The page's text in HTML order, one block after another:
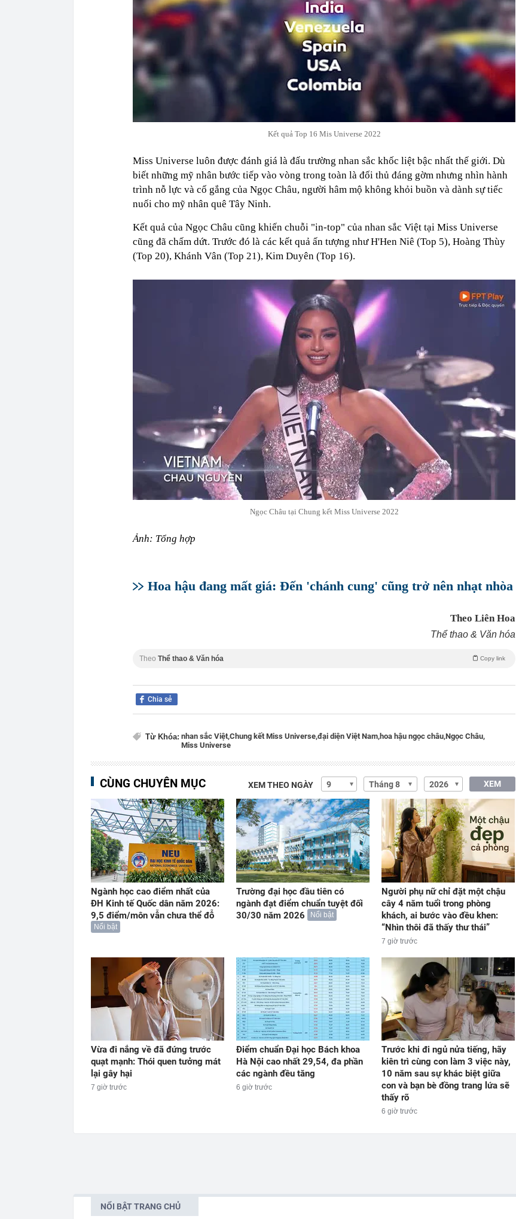
Kết quả Top 16 Mis Universe 2022
Miss Universe luôn được đánh giá là đấu trường nhan sắc khốc liệt bậc nhất thế giới. Dù
biết những mỹ nhân bước tiếp vào vòng trong toàn là đối thủ đáng gờm nhưng nhìn hành
trình nỗ lực và cố gắng của Ngọc Châu, người hâm mộ không khỏi buồn và dành sự tiếc
nuối cho mỹ nhân quê Tây Ninh.
Kết quả của Ngọc Châu cũng khiến chuỗi "in-top" của nhan sắc Việt tại Miss Universe
cũng đã chấm dứt. Trước đó là các kết quả ấn tượng như H'Hen Niê (Top 5), Hoàng Thùy
(Top 20), Khánh Vân (Top 21), Kim Duyên (Top 16).
Ngọc Châu tại Chung kết Miss Universe 2022
Ảnh: Tổng hợp
Hoa hậu đang mất giá: Đến 'chánh cung' cũng trở nên nhạt nhòa
Theo Liên Hoa
Thể thao & Văn hóa
Theo Thể thao & Văn hóa Copy link
Chia sẻ
Từ Khóa: nhan sắc Việt,Chung kết Miss Universe,đại diện Việt Nam,hoa hậu ngọc châu,Ngọc Châu,
Miss Universe
CÙNG CHUYÊN MỤC XEM THEO NGÀY XEM
Ngành học cao điểm nhất của
ĐH Kinh tế Quốc dân năm 2026:
9,5 điểm/môn vẫn chưa thể đỗ
Nổi bật
Trường đại học đầu tiên có
ngành đạt điểm chuẩn tuyệt đối
30/30 năm 2026
Nổi bật
Người phụ nữ chỉ đặt một chậu
cây 4 năm tuổi trong phòng
khách, ai bước vào đều khen:
“Nhìn thôi đã thấy thư thái”
7 giờ trước
Vừa đi nắng về đã đứng trước
quạt mạnh: Thói quen tưởng mát
lại gây hại
7 giờ trước
Điểm chuẩn Đại học Bách khoa
Hà Nội cao nhất 29,54, đa phần
các ngành đều tăng
6 giờ trước
Trước khi đi ngủ nửa tiếng, hãy
kiên trì cùng con làm 3 việc này,
10 năm sau sự khác biệt giữa
con và bạn bè đồng trang lứa sẽ
thấy rõ
6 giờ trước
NỔI BẬT TRANG CHỦ